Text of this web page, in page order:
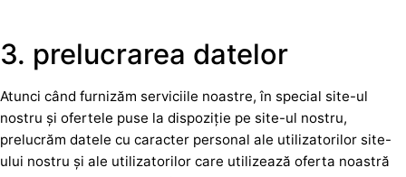
3. prelucrarea datelor
Atunci când furnizăm serviciile noastre, în special site-ul
nostru și ofertele puse la dispoziție pe site-ul nostru,
prelucrăm datele cu caracter personal ale utilizatorilor site-
ului nostru și ale utilizatorilor care utilizează oferta noastră